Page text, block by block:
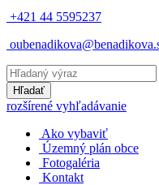
+421 44 5595237
Hľadať
rozšírené vyhľadávanie
Ako vybaviť
Územný plán obce
Fotogaléria
Kontakt